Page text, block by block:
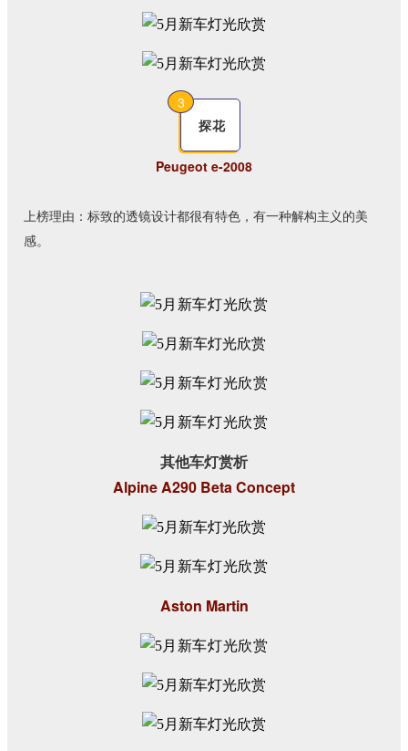
3
探花
Peugeot e-2008
上榜理由：标致的透镜设计都很有特色，有一种解构主义的美
感。
其他车灯赏析
Alpine A290 Beta Concept
Aston Martin